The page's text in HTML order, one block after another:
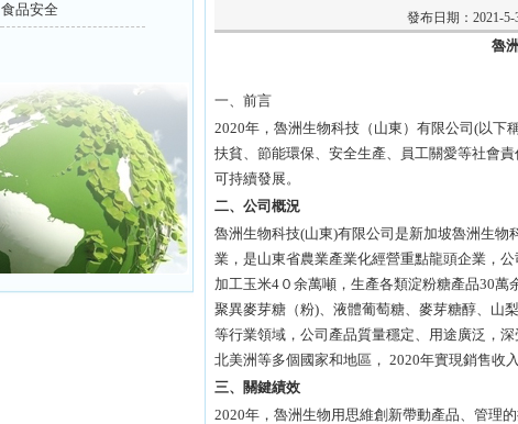
食品安全 發布日期：2021-
魯
一、前言
2020年，魯洲生物科技（山東）有限公司(以下
扶貧、節能環保、安全生產、員工關愛等社會
可持續發展。
二、公司概況
魯洲生物科技(山東)有限公司是新加坡魯洲生
業，是山東省農業產業化經營重點龍頭企業，
加工玉米4０余萬噸，生產各類淀粉糖產品30
聚異麥芽糖（粉)、液體葡萄糖、麥芽糖醇、山
等行業領域，公司產品質量穩定、用途廣泛，
北美洲等多個國家和地區， 2020年實現銷售收
三、關鍵績效
2020年，魯洲生物用思維創新帶動產品、管理